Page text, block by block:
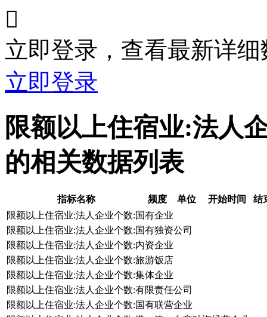

立即登录，查看最新详细
立即登录
限额以上住宿业:法人
的相关数据列表
指标名称 频度 单位 开始时间
结
限额以上住宿业:法人企业个数:国有企业
限额以上住宿业:法人企业个数:国有独资公司
限额以上住宿业:法人企业个数:内资企业
限额以上住宿业:法人企业个数:旅游饭店
限额以上住宿业:法人企业个数:集体企业
限额以上住宿业:法人企业个数:有限责任公司
限额以上住宿业:法人企业个数:国有联营企业